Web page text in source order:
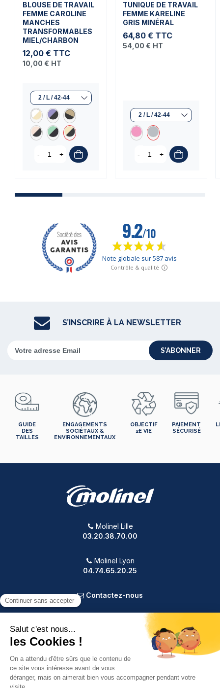
BLOUSE DE TRAVAIL
FEMME CAROLINE
MANCHES
TRANSFORMABLES
MIEL/CHARBON
12,00 € TTC
10,00 € HT
- +
TUNIQUE DE TRAVAIL
FEMME KARELINE
GRIS MINÉRAL
64,80 € TTC
54,00 € HT
- +
S’INSCRIRE À LA NEWSLETTER
S’ABONNER
GUIDE
DES
TAILLES
ENGAGEMENTS
SOCIÉTAUX &
ENVIRONNEMENTAUX
OBJECTIF
2E VIE
PAIEMENT
SÉCURISÉ
Molinel Lille
03.20.38.70.00
Molinel Lyon
04.74.65.20.25
Contactez-nous
PRODUITS
VOTRE COMPTE